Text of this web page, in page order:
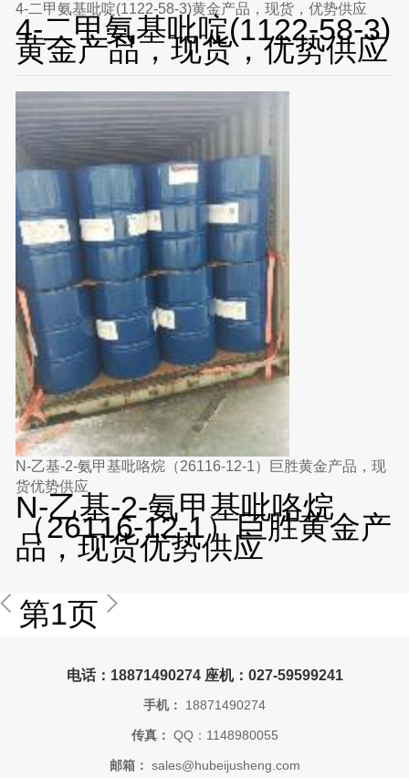
4-二甲氨基吡啶(1122-58-3)黄金产品，现货，优势供应
4-二甲氨基吡啶(1122-58-3)
黄金产品，现货，优势供应
N-乙基-2-氨甲基吡咯烷（26116-12-1）巨胜黄金产品，现
货优势供应
N-乙基-2-氨甲基吡咯烷
（26116-12-1）巨胜黄金产
品，现货优势供应
第1页
电话：18871490274 座机：027-59599241
手机： 18871490274
传真： QQ：1148980055
邮箱： sales@hubeijusheng.com